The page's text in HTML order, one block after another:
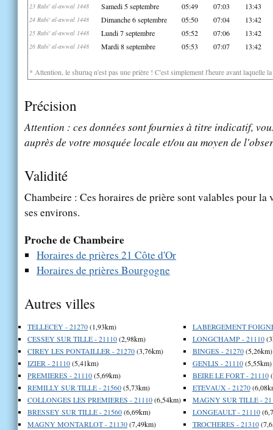
23 Rabi' al-awwal 1448 Samedi 5 septembre 05:49 07:03 13:43
24 Rabi' al-awwal 1448 Dimanche 6 septembre 05:50 07:04 13:42
25 Rabi' al-awwal 1448 Lundi 7 septembre 05:52 07:06 13:42
26 Rabi' al-awwal 1448 Mardi 8 septembre 05:53 07:07 13:42
* Attention, le shuruq n'est pas une prière ! C'est simplement l'heure avant laquelle
Précision
Attention : ces données sont fournies à titre indicatif,
auprès de votre mosquée locale et/ou au moyen de
Validité
Chambeire : Ces horaires de prière sont valables pour
ses environs.
Proche de Chambeire
Horaires de prières 21 Côte d'Or
Horaires de prières Bourgogne
Autres villes
TELLECEY - 21270(1,93km)
CESSEY SUR TILLE - 21110(2,98km)
CIREY LES PONTAILLER - 21270(3,76km)
IZIER - 21110(5,41km)
PREMIERES - 21110(5,69km)
REMILLY SUR TILLE - 21560(5,73km)
COLLONGES LES PREMIERES - 21110(6,54km)
BRESSEY SUR TILLE - 21560(6,69km)
MAGNY MONTARLOT - 21130(7,49km)
LABERGEMENT
LONGCHAMP - 21110
BINGES - 21270(5,26km)
GENLIS - 21110(5,55km)
BEIRE LE FORT - 21110
ETEVAUX - 21270
MAGNY SUR TILLE -
LONGEAULT - 21110
TROCHERES - 21310